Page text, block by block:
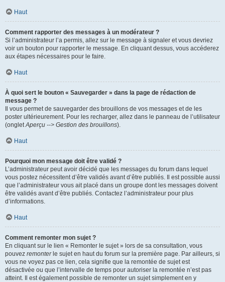
Haut
Comment rapporter des messages à un modérateur ?
Si l’administrateur l’a permis, allez sur le message à signaler et vous devriez
voir un bouton pour rapporter le message. En cliquant dessus, vous accéderez
aux étapes nécessaires pour le faire.
Haut
À quoi sert le bouton « Sauvegarder » dans la page de rédaction de
message ?
Il vous permet de sauvegarder des brouillons de vos messages et de les
poster ultérieurement. Pour les recharger, allez dans le panneau de l’utilisateur
(ongletAperçu --> Gestion des brouillons).
Haut
Pourquoi mon message doit être validé ?
L’administrateur peut avoir décidé que les messages du forum dans lequel
vous postez nécessitent d’être validés avant d’être publiés. Il est possible aussi
que l’administrateur vous ait placé dans un groupe dont les messages doivent
être validés avant d’être publiés. Contactez l’administrateur pour plus
d’informations.
Haut
Comment remonter mon sujet ?
En cliquant sur le lien « Remonter le sujet » lors de sa consultation, vous
pouvez remonterle sujet en haut du forum sur la première page. Par ailleurs, si
vous ne voyez pas ce lien, cela signifie que la remontée de sujet est
désactivée ou que l’intervalle de temps pour autoriser la remontée n’est pas
atteint. Il est également possible de remonter un sujet simplement en y